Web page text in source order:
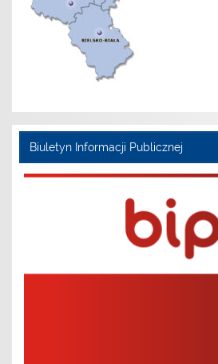
Biuletyn Informacji Publicznej